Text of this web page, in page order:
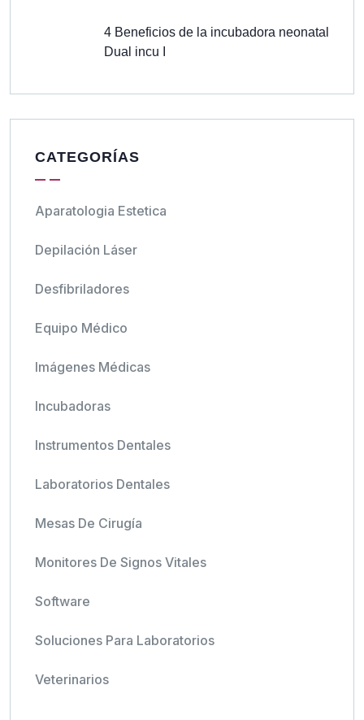
4 Beneficios de la incubadora neonatal
Dual incu I
CATEGORÍAS
Aparatologia Estetica
Depilación Láser
Desfibriladores
Equipo Médico
Imágenes Médicas
Incubadoras
Instrumentos Dentales
Laboratorios Dentales
Mesas De Cirugía
Monitores De Signos Vitales
Software
Soluciones Para Laboratorios
Veterinarios